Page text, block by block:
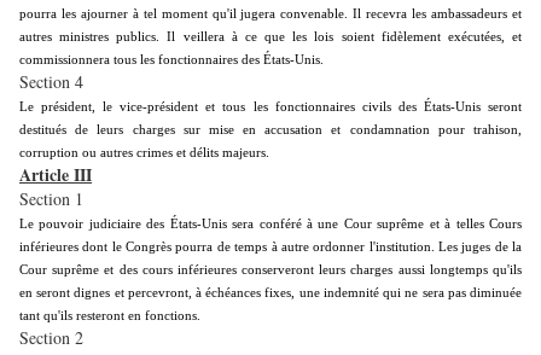
pourra les ajourner à tel moment qu'il jugera convenable. Il recevra les ambassadeurs et
autres ministres publics. Il veillera à ce que les lois soient fidèlement exécutées, et
commissionnera tous les fonctionnaires des États-Unis.
Section 4
Le président, le vice-président et tous les fonctionnaires civils des États-Unis seront
destitués de leurs charges sur mise en accusation et condamnation pour trahison,
corruption ou autres crimes et délits majeurs.
Article III
Section 1
Le pouvoir judiciaire des États-Unis sera conféré à une Cour suprême et à telles Cours
inférieures dont le Congrès pourra de temps à autre ordonner l'institution. Les juges de la
Cour suprême et des cours inférieures conserveront leurs charges aussi longtemps qu'ils
en seront dignes et percevront, à échéances fixes, une indemnité qui ne sera pas diminuée
tant qu'ils resteront en fonctions.
Section 2